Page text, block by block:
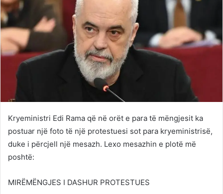
Kryeministri Edi Rama që në orët e para të mëngjesit ka
postuar një foto të një protestuesi sot para kryeministrisë,
duke i përcjell një mesazh. Lexo mesazhin e plotë më
poshtë:
MIRËMËNGJES I DASHUR PROTESTUES